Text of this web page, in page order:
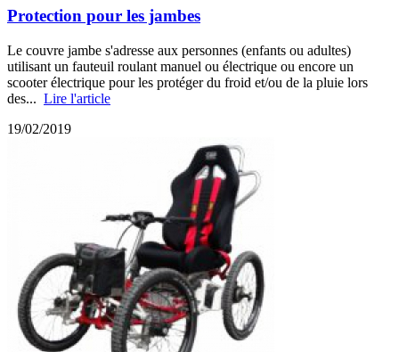
Protection pour les jambes
Le couvre jambe s'adresse aux personnes (enfants ou adultes)
utilisant un fauteuil roulant manuel ou électrique ou encore un
scooter électrique pour les protéger du froid et/ou de la pluie lors
des... Lire l'article
19/02/2019